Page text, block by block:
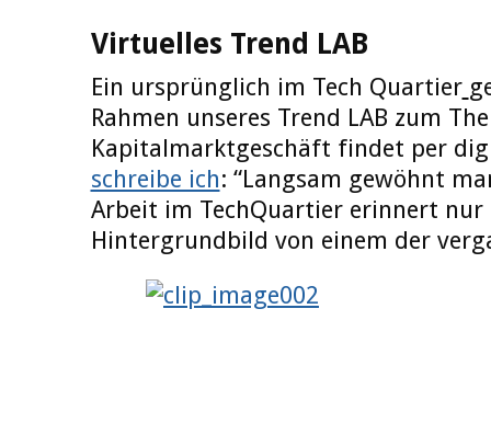
Virtuelles Trend LAB
Ein ursprünglich im Tech Quartier
Rahmen unseres Trend LAB zum
Kapitalmarktgeschäft findet per
schreibe ich: “Langsam gewöhnt
Arbeit im TechQuartier erinnert nur
Hintergrundbild von einem der